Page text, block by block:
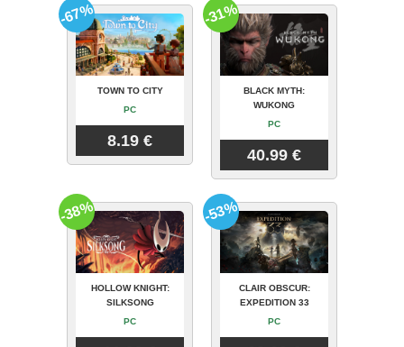
TOWN TO CITY
PC
8.19 €
-67%
BLACK MYTH:
WUKONG
PC
40.99 €
-31%
HOLLOW KNIGHT:
SILKSONG
PC
-38%
CLAIR OBSCUR:
EXPEDITION 33
PC
-53%